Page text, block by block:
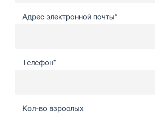
Адрес электронной почты*
Телефон*
Кол-во взрослых